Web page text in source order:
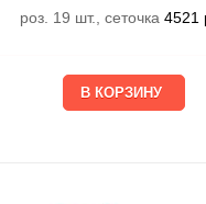
роз. 19 шт., сеточка4521